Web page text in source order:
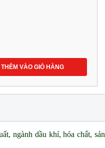
THÊM VÀO GIỎ HÀNG
ngành dầu khí, hóa chất, sản